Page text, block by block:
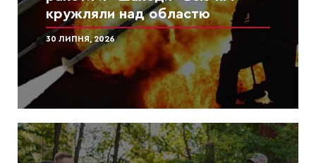
кружляли над областю
30 ЛИПНЯ, 2026